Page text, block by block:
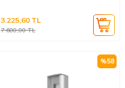
7.680,00TL
3.225,60TL
%58